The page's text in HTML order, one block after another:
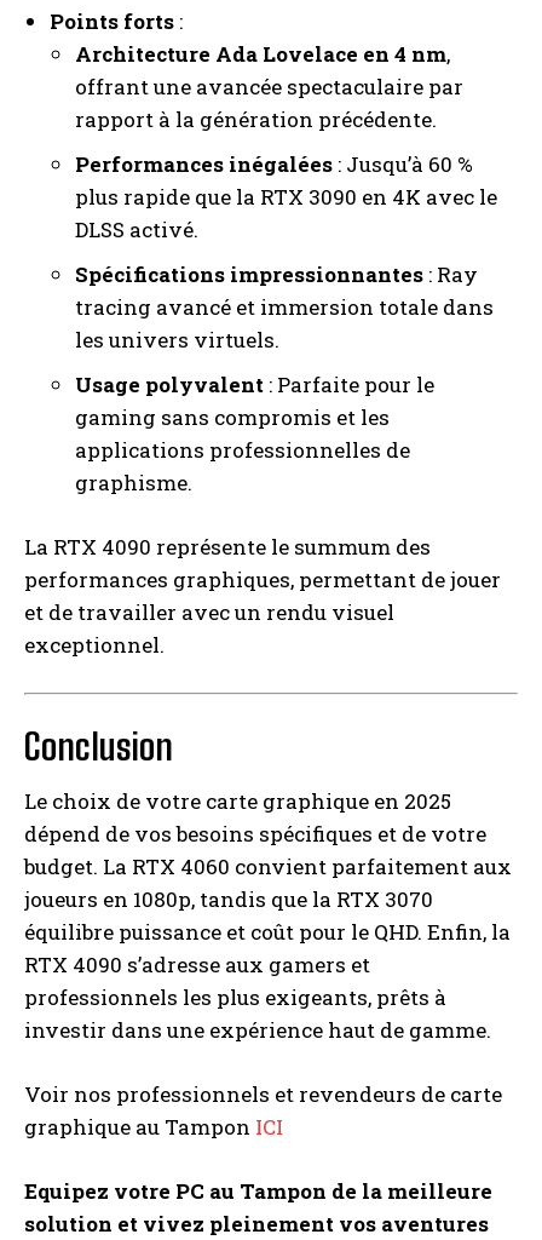
Points forts :
Architecture Ada Lovelace en 4 nm,
offrant une avancée spectaculaire par
rapport à la génération précédente.
Performances inégalées : Jusqu’à 60 %
plus rapide que la RTX 3090 en 4K avec le
DLSS activé.
Spécifications impressionnantes : Ray
tracing avancé et immersion totale dans
les univers virtuels.
Usage polyvalent : Parfaite pour le
gaming sans compromis et les
applications professionnelles de
graphisme.
La RTX 4090 représente le summum des
performances graphiques, permettant de jouer
et de travailler avec un rendu visuel
exceptionnel.
Conclusion
Le choix de votre carte graphique en 2025
dépend de vos besoins spécifiques et de votre
budget. La RTX 4060 convient parfaitement aux
joueurs en 1080p, tandis que la RTX 3070
équilibre puissance et coût pour le QHD. Enfin, la
RTX 4090 s’adresse aux gamers et
professionnels les plus exigeants, prêts à
investir dans une expérience haut de gamme.
Voir nos professionnels et revendeurs de carte
graphique au Tampon ICI
Equipez votre PC au Tampon de la meilleure
solution et vivez pleinement vos aventures